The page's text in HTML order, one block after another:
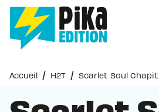
MENU RECHERCHE
PIED DE PAGE
Accueil / H2T / Scarlet Soul